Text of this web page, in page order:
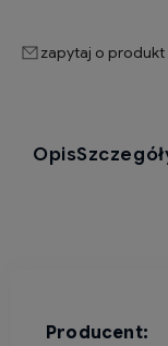
zapytaj o produkt
Opis
Producent: